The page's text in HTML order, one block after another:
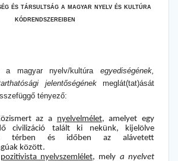
és társultság a magyar nyelv és kultúra
kódrendszereiben
a magyar nyelv/kultúra egyediségének,
jelentőségénekmeglát(tat)ását
tényező:
az a nyelvelmélet, amelyet egy
civilizáció talált ki nekünk, kijelölve
térben és időben az alávetett
között.
pozitivista nyelvszemlélet, mely a nyelvet